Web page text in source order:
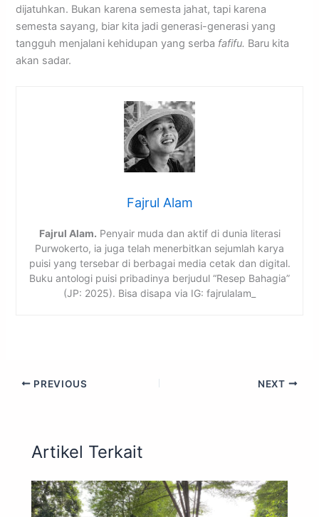
dijatuhkan. Bukan karena semesta jahat, tapi karena
semesta sayang, biar kita jadi generasi-generasi yang
tangguh menjalani kehidupan yang serba fafifu. Baru kita
akan sadar.
Fajrul Alam
Fajrul Alam. Penyair muda dan aktif di dunia literasi
Purwokerto, ia juga telah menerbitkan sejumlah karya
puisi yang tersebar di berbagai media cetak dan digital.
Buku antologi puisi pribadinya berjudul “Resep Bahagia”
(JP: 2025). Bisa disapa via IG: fajrulalam_
PREVIOUS NEXT
Artikel Terkait